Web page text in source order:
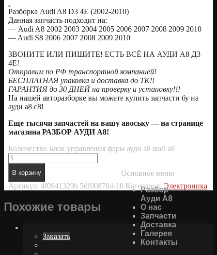
Основное меню
Разбор
Ауди А8
О нас
Запчасти
Доставка
Галерея
Контакты
Разборка Audi A8 D3 4E (2002-2010)
Данная запчасть подходит на:
— Audi A8 2002 2003 2004 2005 2006 2007 2008 2009 2010
— Audi S8 2006 2007 2008 2009 2010
ЗВОНИТЕ ИЛИ ПИШИТЕ! ЕСТЬ ВСЁ НА АУДИ А8 Д3
4Е!
Oтправим по РФ транспортной компанией!
БЕСПЛАТНАЯ упаковка и доставка до ТК!!
ГАРАНТИЯ до 30 ДНЕЙ на проверку и установку!!!
На нашей авторазборке вы можете купить запчасти бу на
ауди а8 с8!
Еще тысячи запчастей на вашу авоську — на странице
магазина РАЗБОР АУДИ А8!
Количество Блок управления фары ауди а8 audi a8
В корзину
Артикул: 4f0941329b 5df008704-10 Категория:Электроника
Похожие товары
Заказать